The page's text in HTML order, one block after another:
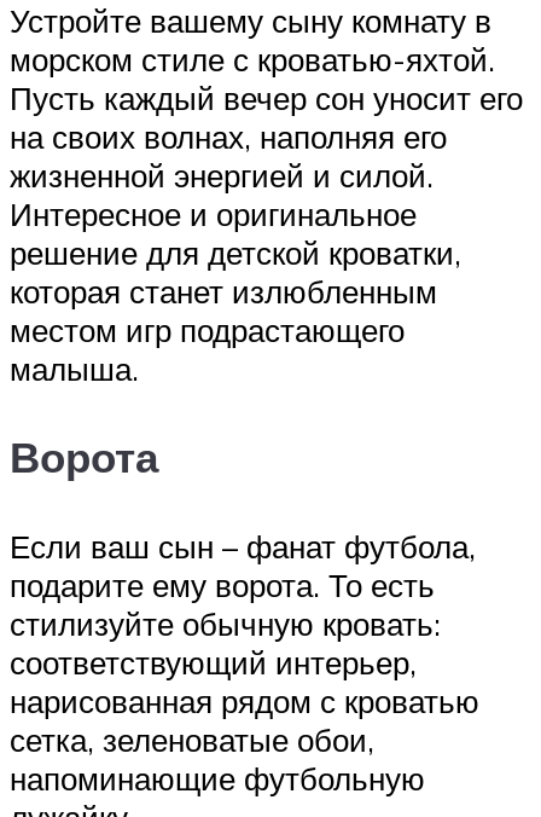
Устройте вашему сыну комнату в
морском стиле с кроватью-яхтой.
Пусть каждый вечер сон уносит его
на своих волнах, наполняя его
жизненной энергией и силой.
Интересное и оригинальное
решение для детской кроватки,
которая станет излюбленным
местом игр подрастающего
малыша.
Ворота
Если ваш сын – фанат футбола,
подарите ему ворота. То есть
стилизуйте обычную кровать:
соответствующий интерьер,
нарисованная рядом с кроватью
сетка, зеленоватые обои,
напоминающие футбольную